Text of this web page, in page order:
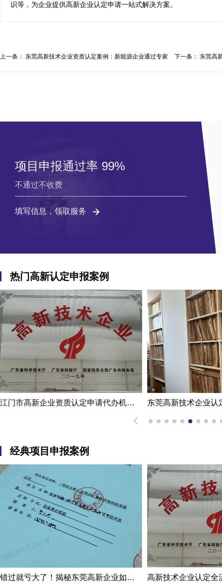
识等，为企业提供高新企业认定申请一站式解决方案。
上一条： 东莞高新技术企业资质认定案例：新能源企业通过专家
下一条： 东莞高
项目申报通过率 99%
不通过不收费
填写信息，领取服务
热门高新认定申报案例
东莞高新技术企业认定办理案例：科技企业通过专家意见提高成过率
经典项目申报案例
错过就亏大了！揭秘东莞高新企业如何轻松拿下省级技术改造项目300万补贴